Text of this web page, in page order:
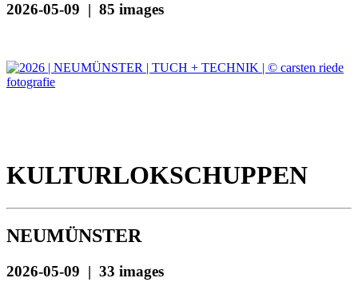
2026-05-09 | 85 images
KULTURLOKSCHUPPEN
NEUMÜNSTER
2026-05-09 | 33 images